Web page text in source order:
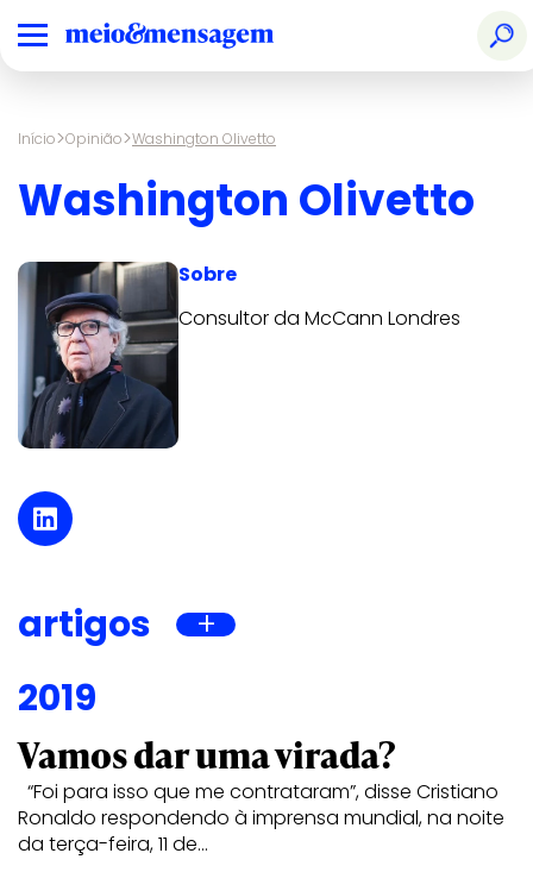
Início>Opinião>Washington Olivetto
Washington Olivetto
Sobre
Consultor da McCann Londres
artigos
2019
Vamos dar uma virada?
“Foi para isso que me contrataram”, disse Cristiano
Ronaldo respondendo à imprensa mundial, na noite
da terça-feira, 11 de…